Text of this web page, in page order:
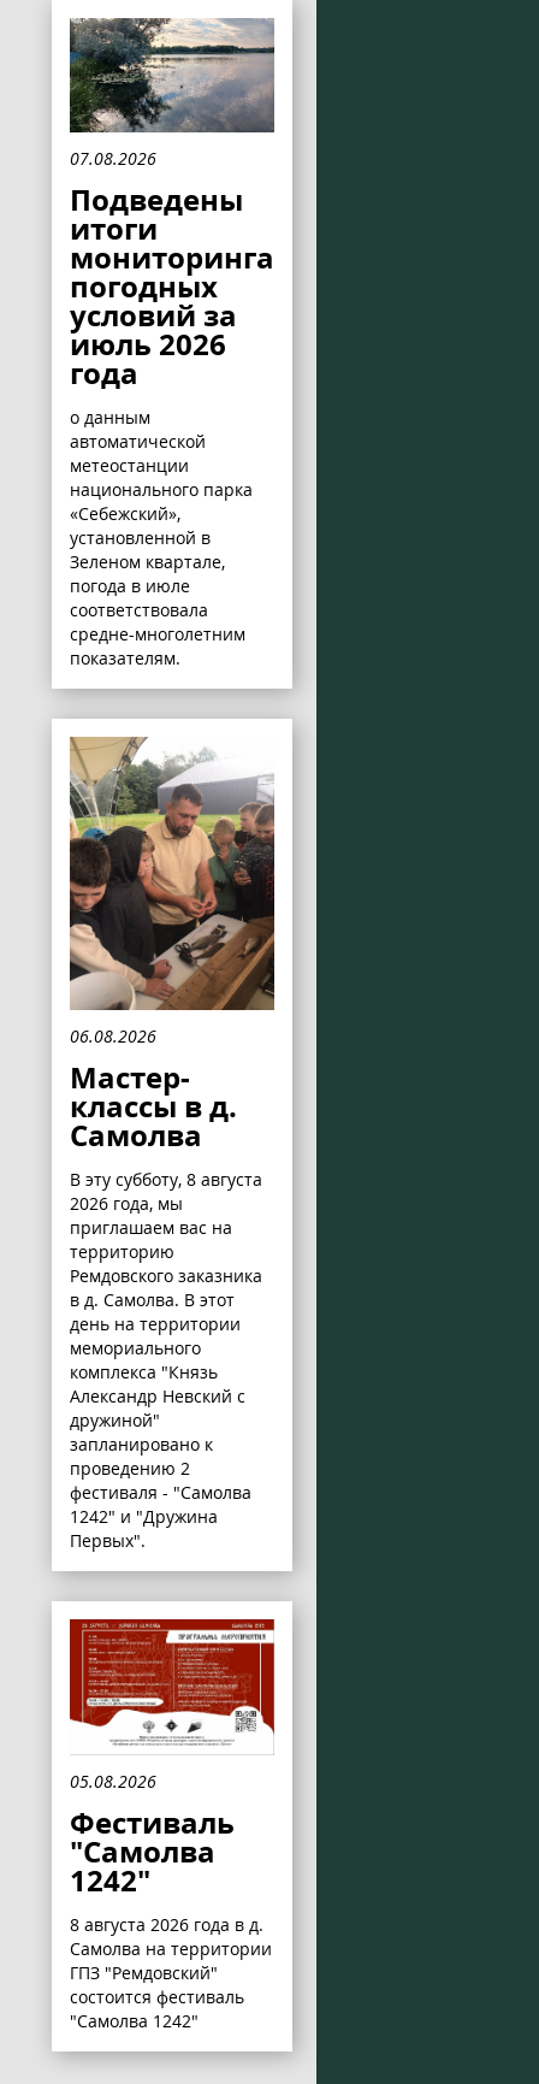
07.08.2026
Подведены
итоги
мониторинга
погодных
условий за
июль 2026
года
о данным
автоматической
метеостанции
национального парка
«Себежский»,
установленной в
Зеленом квартале,
погода в июле
соответствовала
средне-многолетним
показателям.
06.08.2026
Мастер-
классы в д.
Самолва
В эту субботу, 8 августа
2026 года, мы
приглашаем вас на
территорию
Ремдовского заказника
в д. Самолва. В этот
день на территории
мемориального
комплекса "Князь
Александр Невский с
дружиной"
запланировано к
проведению 2
фестиваля - "Самолва
1242" и "Дружина
Первых".
05.08.2026
Фестиваль
"Самолва
1242"
8 августа 2026 года в д.
Самолва на территории
ГПЗ "Ремдовский"
состоится фестиваль
"Самолва 1242"